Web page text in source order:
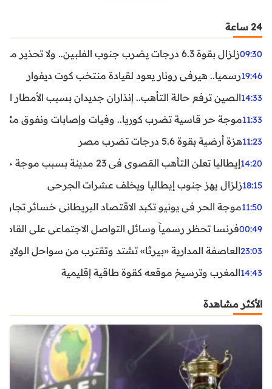
24 ساعة
09:30زلزال بقوة 6.3 درجات يضرب جنوب الفلبين.. ولا تحذير من تسونامي حتى الآن
19:46رسميا.. هيرفي رونار يعود لقيادة منتخب كوت ديفوار
14:33الصين ترفع حالة التأهب.. إنذاران جديدان بسبب الأمطار
11:33موجة حر قاسية تضرب كوريا.. وفيات وإصابات ونفوق مئات
11:23هزة أرضية بقوة 5.6 درجات تضرب مصر
14:20إيطاليا تعلن التأهب القصوى في 23 مدينة بسبب موجة حر شديدة
18:15زلزال يهز جنوب إيطاليا ويخلف عشرات الجرحى
11:50موجة الحر في يونيو تكبد الاقتصاد البريطاني خسائر تجاوزت 1.5 مليار
00:49فرنسا تحظر رسمياً وسائل التواصل الاجتماعي على القاصرين
23:03العاصفة المدارية «بيرثا» تشتد وتقترب من سواحل
14:43المغرب وترسيخ موقعه كقوة طاقية إقليمية
الأكثر مشاهدة